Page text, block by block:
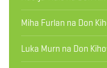
Miha Furlan na Don
Luka Murn na Don